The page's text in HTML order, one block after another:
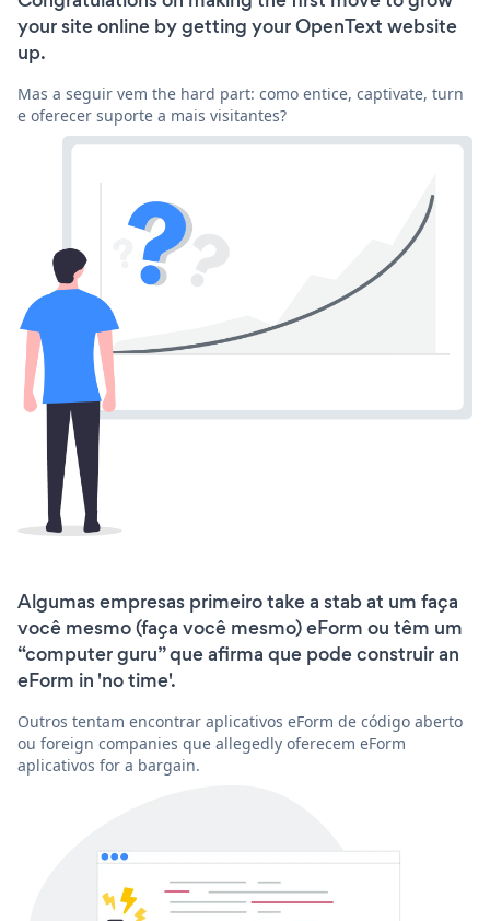
your site online by getting your OpenText website
up.
Mas a seguir vem the hard part: como entice, captivate, turn
e oferecer suporte a mais visitantes?
Algumas empresas primeiro take a stab at um faça
você mesmo (faça você mesmo) eForm ou têm um
“computer guru” que afirma que pode construir an
eForm in 'no time'.
Outros tentam encontrar aplicativos eForm de código aberto
ou foreign companies que allegedly oferecem eForm
aplicativos for a bargain.